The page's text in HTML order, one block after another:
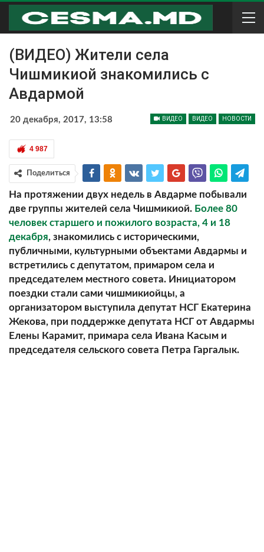
(ВИДЕО) Жители села
Чишмикиой знакомились с
Авдармой
ВИДЕО ВИДЕО НОВОСТИ
20 декабря, 2017, 13:58
4 987
Поделиться
На протяжении двух недель в Авдарме побывали
две группы жителей села Чишмикиой. Более 80
человек старшего и пожилого возраста, 4 и 18
декабря, знакомились с историческими,
публичными, культурными объектами Авдармы и
встретились с депутатом, примаром села и
председателем местного совета. Инициатором
поездки стали сами чишмикиойцы, а
организатором выступила депутат НСГ Екатерина
Жекова, при поддержке депутата НСГ от Авдармы
Елены Карамит, примара села Ивана Касым и
председателя сельского совета Петра Гаргалык.